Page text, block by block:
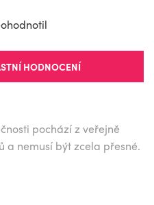
HODNOCENÍ
pochází z veřejně
a nemusí být zcela přesné.